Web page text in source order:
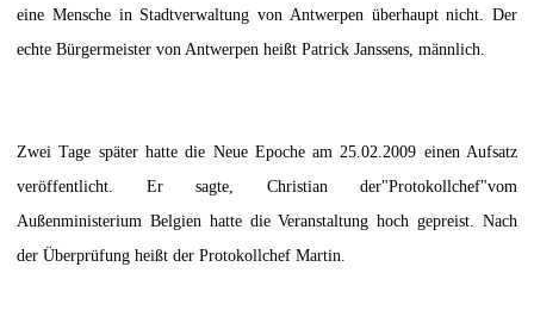
eine Mensche in Stadtverwaltung von Antwerpen überhaupt nicht. Der
echte Bürgermeister von Antwerpen heißt Patrick Janssens, männlich.
Zwei Tage später hatte die Neue Epoche am 25.02.2009 einen Aufsatz
veröffentlicht. Er sagte, Christian der"Protokollchef"vom
Außenministerium Belgien hatte die Veranstaltung hoch gepreist. Nach
der Überprüfung heißt der Protokollchef Martin.